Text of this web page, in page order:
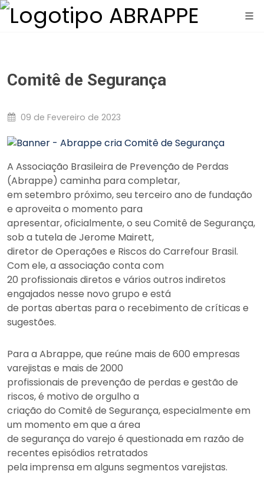
Comitê de Segurança
09 de Fevereiro de 2023
A Associação Brasileira de Prevenção de Perdas
(Abrappe) caminha para completar,
em setembro próximo, seu terceiro ano de fundação
e aproveita o momento para
apresentar, oficialmente, o seu Comitê de Segurança,
sob a tutela de Jerome Mairett,
diretor de Operações e Riscos do Carrefour Brasil.
Com ele, a associação conta com
20 profissionais diretos e vários outros indiretos
engajados nesse novo grupo e está
de portas abertas para o recebimento de críticas e
sugestões.
Para a Abrappe, que reúne mais de 600 empresas
varejistas e mais de 2000
profissionais de prevenção de perdas e gestão de
riscos, é motivo de orgulho a
criação do Comitê de Segurança, especialmente em
um momento em que a área
de segurança do varejo é questionada em razão de
recentes episódios retratados
pela imprensa em alguns segmentos varejistas.